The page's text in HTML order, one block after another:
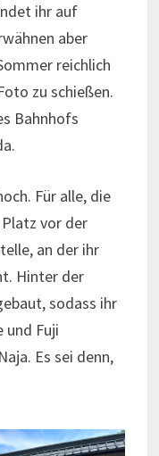
ihr auf
aber
reichlich
zu schießen.
Bahnhofs
Für alle, die
vor der
an der ihr
Hinter der
sodass ihr
Fuji
Es sei denn,